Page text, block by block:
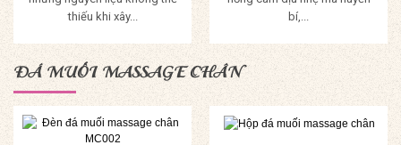
thiếu khi xây...
Mua Hàng
bí,...
Mua Hàng
ĐÁ MUỐI MASSAGE CHÂN